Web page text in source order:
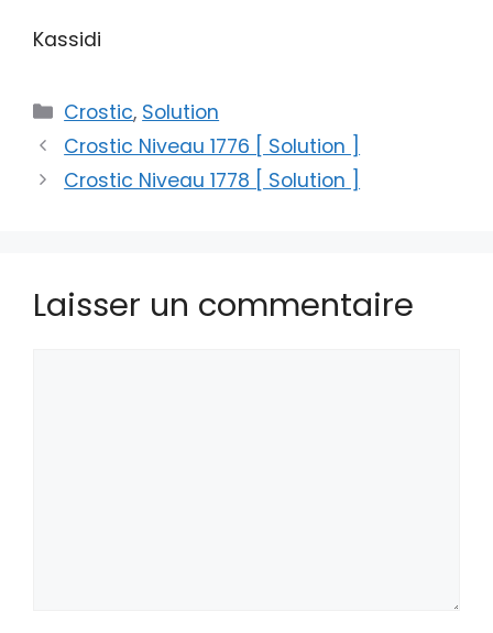
Kassidi
Catégories
Crostic, Solution
Crostic Niveau 1776 [ Solution ]
Crostic Niveau 1778 [ Solution ]
Laisser un commentaire